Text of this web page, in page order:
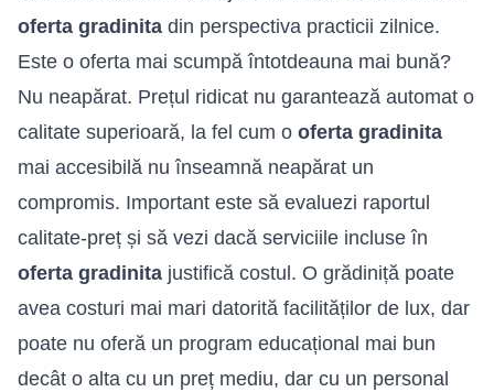
oferta gradinita din perspectiva practicii zilnice.
Este o oferta mai scumpă întotdeauna mai bună?
Nu neapărat. Prețul ridicat nu garantează automat o
calitate superioară, la fel cum o oferta gradinita
mai accesibilă nu înseamnă neapărat un
compromis. Important este să evaluezi raportul
calitate-preț și să vezi dacă serviciile incluse în
oferta gradinita justifică costul. O grădiniță poate
avea costuri mai mari datorită facilităților de lux, dar
poate nu oferă un program educațional mai bun
decât o alta cu un preț mediu, dar cu un personal